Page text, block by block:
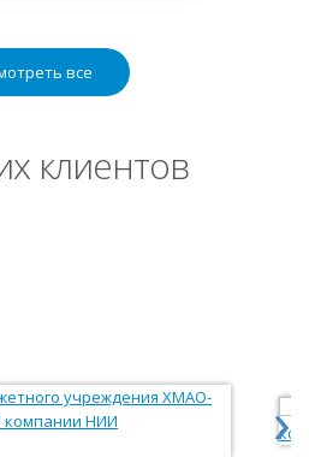
все
клиентов
›